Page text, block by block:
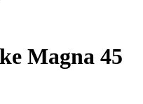
Magna 45